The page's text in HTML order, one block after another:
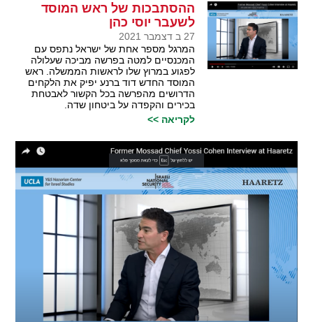
ההסתבכות של ראש המוסד
לשעבר יוסי כהן
27 ב דצמבר 2021
המרגל מספר אחת של ישראל נתפס עם
המכנסיים למטה בפרשה מביכה שעלולה
לפגוע במרוץ שלו לראשות הממשלה. ראש
המוסד החדש דוד ברנע יפיק את הלקחים
הדרושים מהפרשה בכל הקשור לאבטחת
בכירים והקפדה על ביטחון שדה.
לקריאה >>